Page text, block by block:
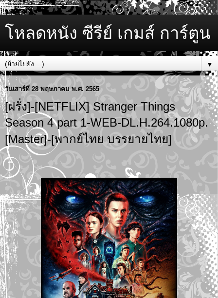
โหลดหนัง ซีรีย์ เกมส์ การ์ตูน
▼
วันเสาร์ที่ 28 พฤษภาคม พ.ศ. 2565
[ฝรั่ง]-[NETFLIX] Stranger Things
Season 4 part 1-WEB-DL.H.264.1080p.
[Master]-[พากย์ไทย บรรยายไทย]